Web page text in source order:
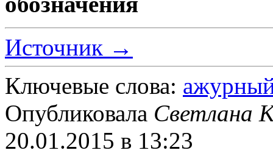
Источник →
Ключевые слова:
Опубликовала Светлана
20.01.2015 в 13:23